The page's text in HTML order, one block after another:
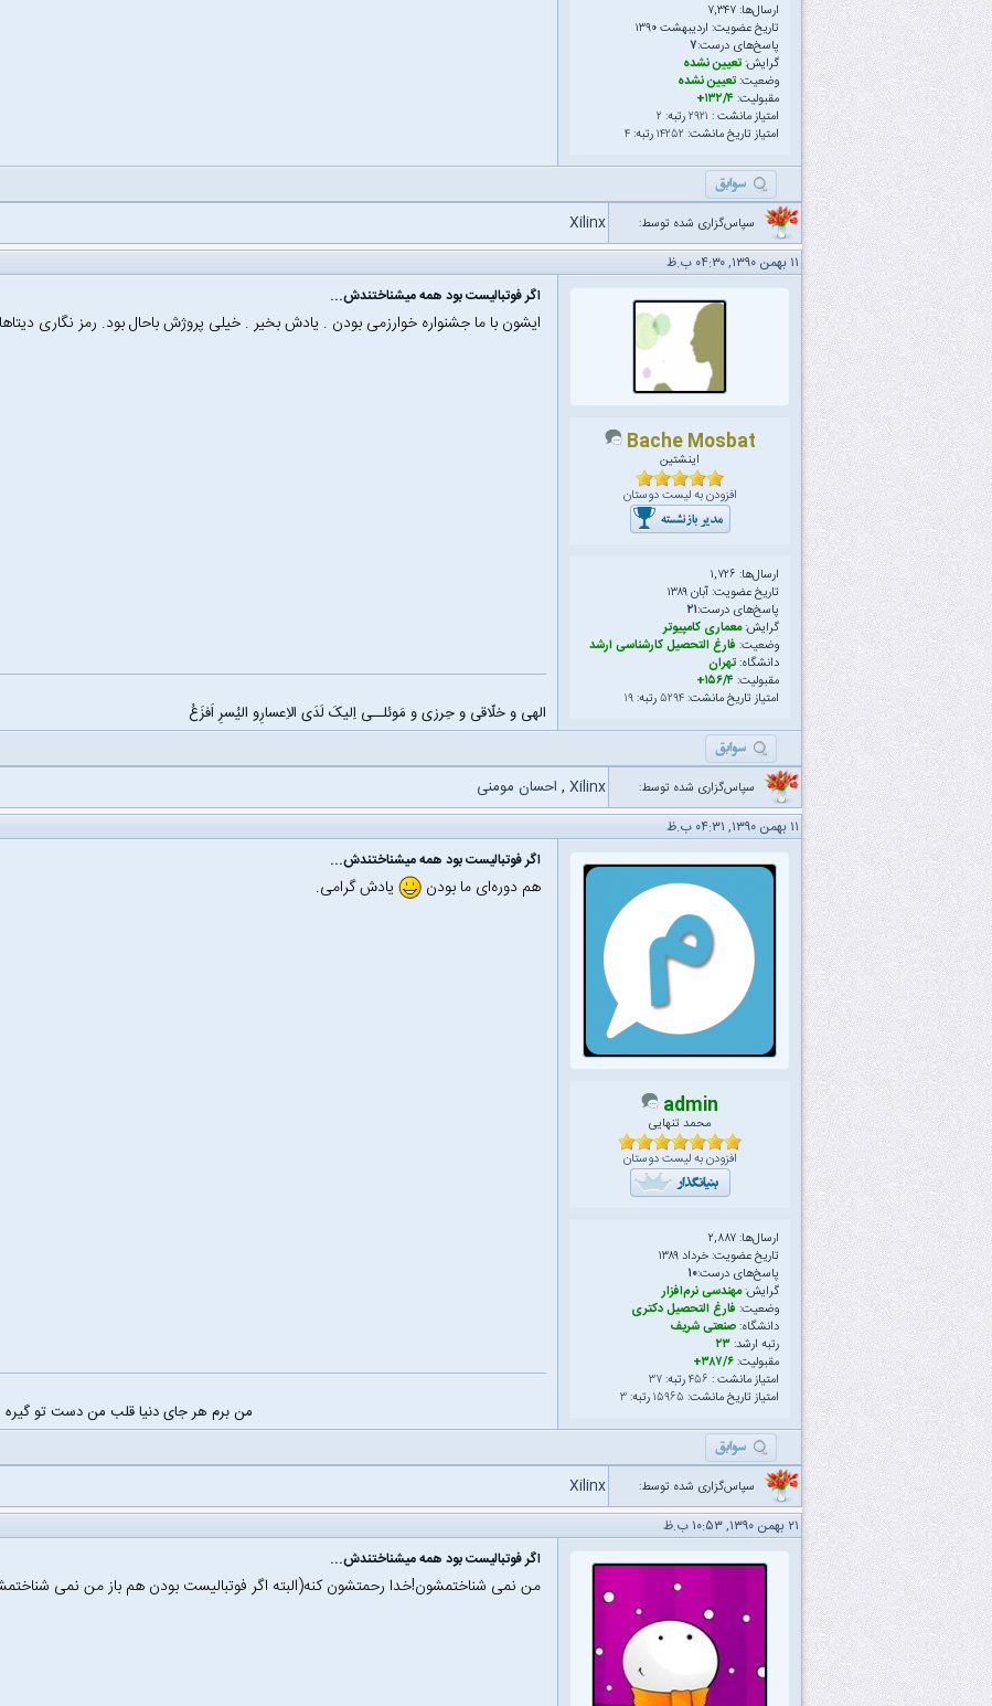
ارسال‌ها: ۷,۳۴۷
تاریخ عضویت: اردیبهشت ۱۳۹۰
پاسخ‌های درست:۷
گرایش:تعیین نشده
وضعیت:تعیین نشده
مقبولیت:۱۳۲/۴+
امتیاز مانشت : ۲۹۲۱رتبه: ۲
امتیاز تاریخ مانشت: ۱۴۲۵۲رتبه:۴
سپاس‌گزاری شده توسط: Xilinx
۱۱ بهمن ۱۳۹۰, ۰۴:۳۰ ب.ظ
Bache Mosbat
اینشتین
افزودن به لیست دوستان
ارسال‌ها: ۱,۷۲۶
تاریخ عضویت: آبان ۱۳۸۹
پاسخ‌های درست:۲۱
گرایش:معماری کامپیوتر
وضعیت: فارغ التحصیل کارشناسی ارشد
دانشگاه:تهران
مقبولیت:۱۵۶/۴+
امتیاز تاریخ مانشت:۵۲۹۴رتبه:۱۹
اگر فوتبالیست بود همه میشناختندش...
ایشون با ما جشنواره خوارزمی بودن . یادش بخیر . خیلی پروژش باحال بود. رمز نگاری
الهی و خلّاقی و حِرزی و مَوئلــی اِلیکَ لَدَی الاِعسارِو الیُسرِ اَفزَعُ
سپاس‌گزاری شده توسط: Xilinx
, احسان مومنی
۱۱ بهمن ۱۳۹۰, ۰۴:۳۱ ب.ظ
admin
محمد تنهایی
افزودن به لیست دوستان
ارسال‌ها: ۲,۸۸۷
تاریخ عضویت: خرداد ۱۳۸۹
پاسخ‌های درست:۱۰
گرایش:مهندسی نرم‌افزار
وضعیت: فارغ التحصیل دکتری
دانشگاه:صنعتی شریف
رتبه ارشد:۲۳
مقبولیت:۳۸۷/۶+
امتیاز مانشت : ۴۵۶رتبه:۳۷
امتیاز تاریخ مانشت: ۱۵۹۶۵رتبه:۳
اگر فوتبالیست بود همه میشناختندش...
هم دوره‌ای ما بودن یادش گرامی.
من برم هر جای دنیا قلب من دست تو گیره
سپاس‌گزاری شده توسط: Xilinx
۲۱ بهمن ۱۳۹۰, ۱۰:۵۳ ب.ظ
اگر فوتبالیست بود همه میشناختندش...
من نمی شناختمشون!خدا رحمتشون کنه(البته اگر فوتبالیست بودن هم باز من نمی